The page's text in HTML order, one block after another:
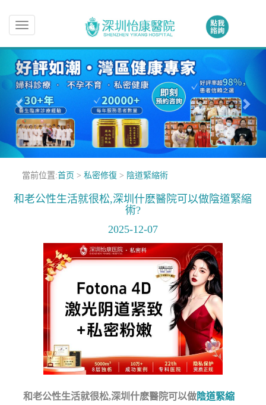
Toggle
navigation
當前位置:首页 > 私密修復 > 陰道緊縮術
和老公性生活就很松,深圳什麽醫院可以做陰道緊縮
術?
2025-12-07
和老公性生活就很松,深圳什麽醫院可以做陰道緊縮